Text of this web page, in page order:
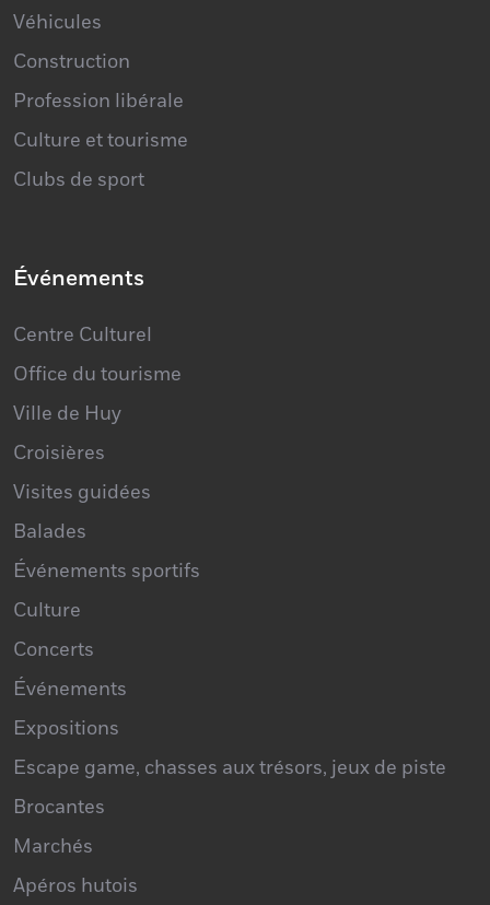
Véhicules
Construction
Profession libérale
Culture et tourisme
Clubs de sport
Événements
Centre Culturel
Office du tourisme
Ville de Huy
Croisières
Visites guidées
Balades
Événements sportifs
Culture
Concerts
Événements
Expositions
Escape game, chasses aux trésors, jeux de piste
Brocantes
Marchés
Apéros hutois